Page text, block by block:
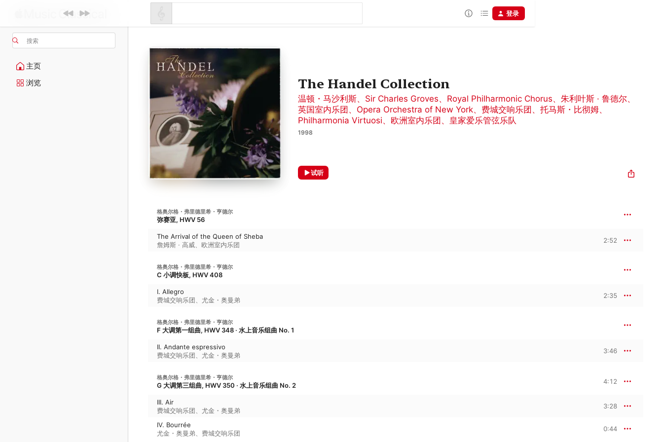
搜索
主页
浏览
登录
The Handel Collection
温顿・马沙利斯、 Sir Charles Groves、 Royal Philharmonic Chorus、 朱利叶斯 · 鲁德尔、
英国室内乐团 、 Opera Orchestra of New York、 费城交响乐团 、 托马斯・比彻姆、
Philharmonia Virtuosi、 欧洲室内乐团 、 皇家爱乐管弦乐队
1998
试听
格奥尔格・弗里德里希・亨德尔
弥赛亚, HWV 56
The Arrival of the Queen of Sheba
詹姆斯 · 高威
欧洲室内乐团
2:52
格奥尔格・弗里德里希・亨德尔
C 小调快板, HWV 408
I. Allegro
费城交响乐团
尤金・奥曼弟
2:35
格奥尔格・弗里德里希・亨德尔
F 大调第一组曲, HWV 348 · 水上音乐组曲 No. 1
II. Andante espressivo
费城交响乐团
尤金・奥曼弟
3:46
格奥尔格・弗里德里希・亨德尔
G 大调第三组曲, HWV 350 · 水上音乐组曲 No. 2 4:12
III. Air
费城交响乐团
尤金・奥曼弟
3:28
IV. Bourrée
尤金・奥曼弟
费城交响乐团
0:44